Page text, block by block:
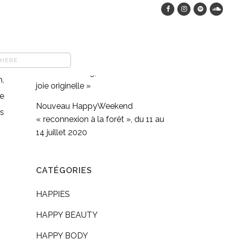
joie originelle »
Nouveau HappyWeekend
« reconnexion à la forêt », du 11 au
14 juillet 2020
CATÉGORIES
HAPPIES
HAPPY BEAUTY
HAPPY BODY